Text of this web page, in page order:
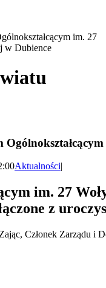
im. 27
w Dubience
Aktualności|
im. 27
z
Członek Zarządu i